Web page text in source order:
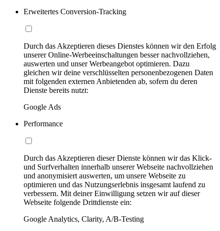
Erweitertes Conversion-Tracking
Durch das Akzeptieren dieses Dienstes können wir den Erfolg
unserer Online-Werbeeinschaltungen besser nachvollziehen,
auswerten und unser Werbeangebot optimieren. Dazu
gleichen wir deine verschlüsselten personenbezogenen Daten
mit folgenden externen Anbietenden ab, sofern du deren
Dienste bereits nutzt:
Google Ads
Performance
Durch das Akzeptieren dieser Dienste können wir das Klick-
und Surfverhalten innerhalb unserer Webseite nachvollziehen
und anonymisiert auswerten, um unsere Webseite zu
optimieren und das Nutzungserlebnis insgesamt laufend zu
verbessern. Mit deiner Einwilligung setzen wir auf dieser
Webseite folgende Drittdienste ein:
Google Analytics, Clarity, A/B-Testing